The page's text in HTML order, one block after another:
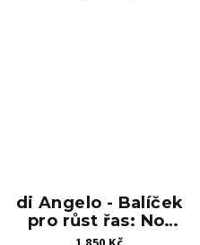
di Angelo - Balíček
pro růst řas: No1
Lash a Intense